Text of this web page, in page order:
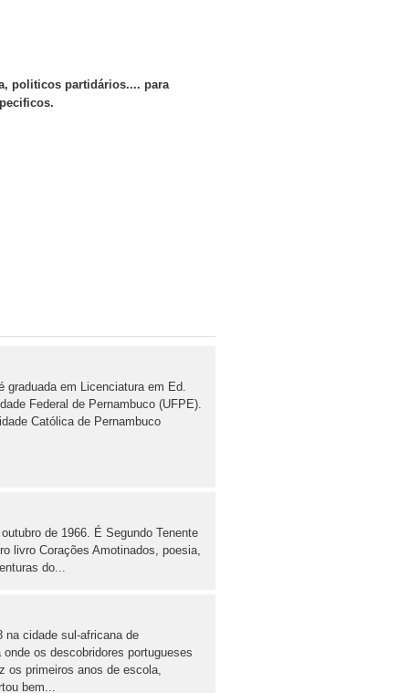
politicos partidários.... para
em Licenciatura em Ed.
Federal de Pernambuco (UFPE).
Católica de Pernambuco
de 1966. É Segundo Tenente
livro Corações Amotinados, poesia,
do...
na cidade sul-africana de
os descobridores portugueses
os primeiros anos de escola,
bem...